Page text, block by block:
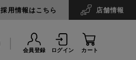
採用情報はこちら 店舗情報
会員登録 ログイン カート